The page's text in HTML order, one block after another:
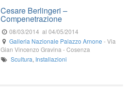
Cesare Berlingeri –
Compenetrazione
08/03/2014 al 04/05/2014
Galleria Nazionale Palazzo Arnone -Via
Gian Vincenzo Gravina -Cosenza
Scultura, Installazioni